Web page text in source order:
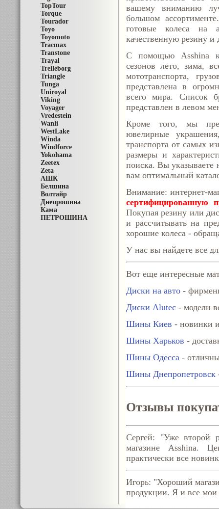
TopTour
Torque
Tourador
Toyo
Toyomoto
Tracmax
Transtone
Trayal
Trelleborg
Triangle
Tunga
Uniroyal
Viking
Voyager
Vredestein
Wanli
WestLake
Winda
Windforce
Yokohama
Zeetex
Zeta
АШК
Белшина
Волтайр
Днепрошина
Кама
ПЕТРОШИНА
вашему вниманию
большом
готовые колеса на
качественную резину
С помощью Asshina
сезонов лето, зима,
мототранспорта,
представлена в
всего мира. Список
представлен в левом
Кроме того, мы
ювелирные украшения
транспорта от самых
размеры и
поиска. Вы указываете
вам оптимальный
Внимание: интернет-
сертифицированную
Покупая резину или
и рассчитывать на
хорошие колеса -
У нас вы найдете все
Вот еще интересные
Диски на авто -
Диски Alutec - модели
Шины Киев - новинки
Шины Харьков -
Шины Одесса -
Шины Днепропетровск
Отзывы
Сергей: "Уже второй
магазине Asshina.
практически все
Игорь: "Хороший
продукции. Я и все мои